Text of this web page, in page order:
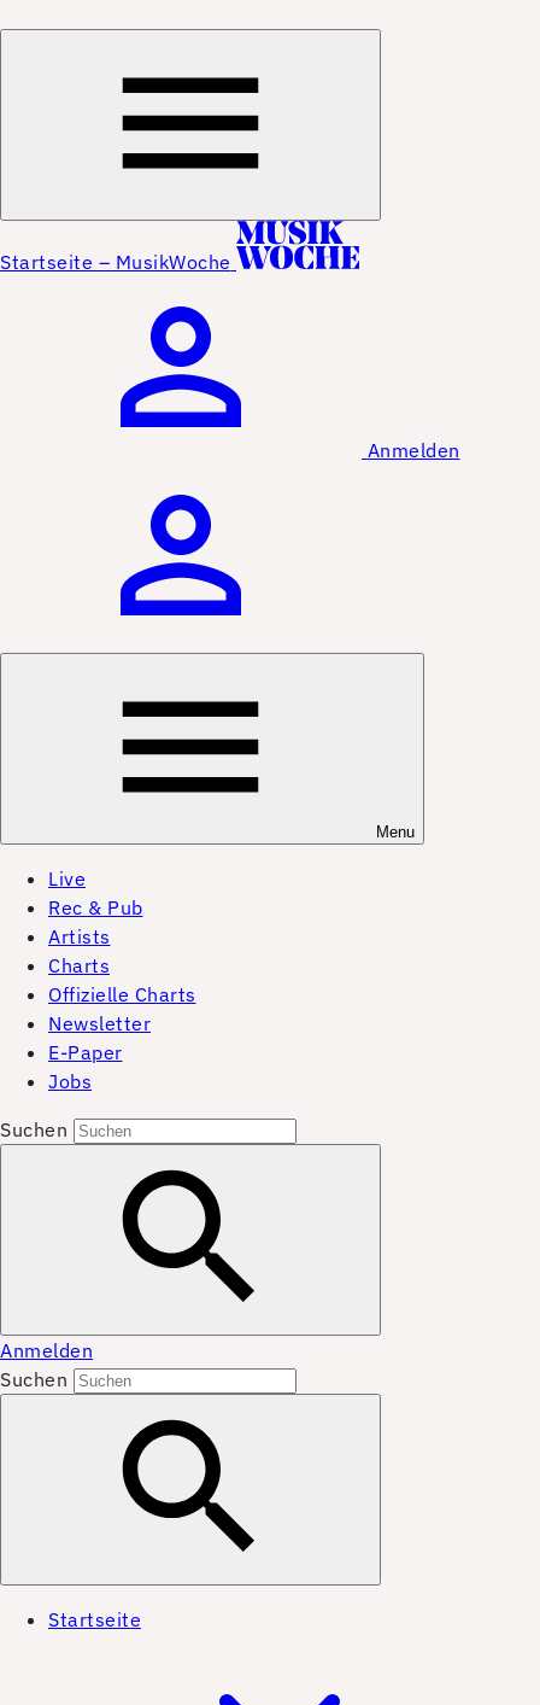
Startseite – MusikWoche
Anmelden
Menu
Live
Rec & Pub
Artists
Charts
Offizielle Charts
Newsletter
E-Paper
Jobs
Suchen
Anmelden
Suchen
Startseite